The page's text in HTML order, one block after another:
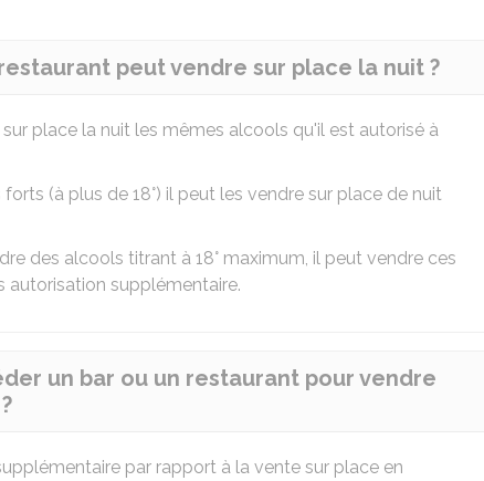
peut vendre sur place la nuit ?
place la nuit les mêmes alcools qu'il est autorisé à
(à plus de 18°) il peut les vendre sur place de nuit
des alcools titrant à 18° maximum, il peut vendre ces
autorisation supplémentaire.
un bar ou un restaurant pour vendre
par rapport à la vente sur place en